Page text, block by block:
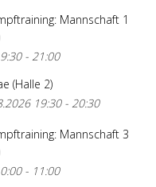
Mannschaft 1
- 21:00
(Halle 2)
19:30 - 20:30
Mannschaft 3
- 11:00